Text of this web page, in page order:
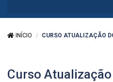
INÍCIO CURSO ATUALIZAÇÃO
Curso